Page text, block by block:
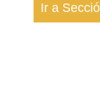
Ir a